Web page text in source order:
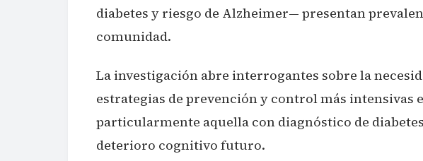
diabetes y riesgo de Alzheimer— presentan
comunidad.
La investigación abre interrogantes sobre la
estrategias de prevención y control más intensivas
particularmente aquella con diagnóstico de
deterioro cognitivo futuro.